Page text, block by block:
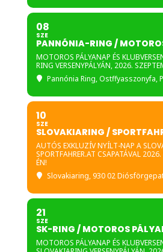
08
SZE
PANNÓNIA-RING /
MOTOROS PÁLYANAP ÉS
RING VERSENYPÁLYÁN, 2026.
Pannónia Ring, Ostffyasszonyfa,
10
SZE
SLOVAKIARING /
AUTÓS EXKLUZÍV NYÍLT-NAP A
SPORTFAHRER.AT CSAPATÁVAL
ÉN!
Slovakiaring, 930 02
21
SZE
SK-RING / MOTOROS
MOTOROS PÁLYANAP ÉS